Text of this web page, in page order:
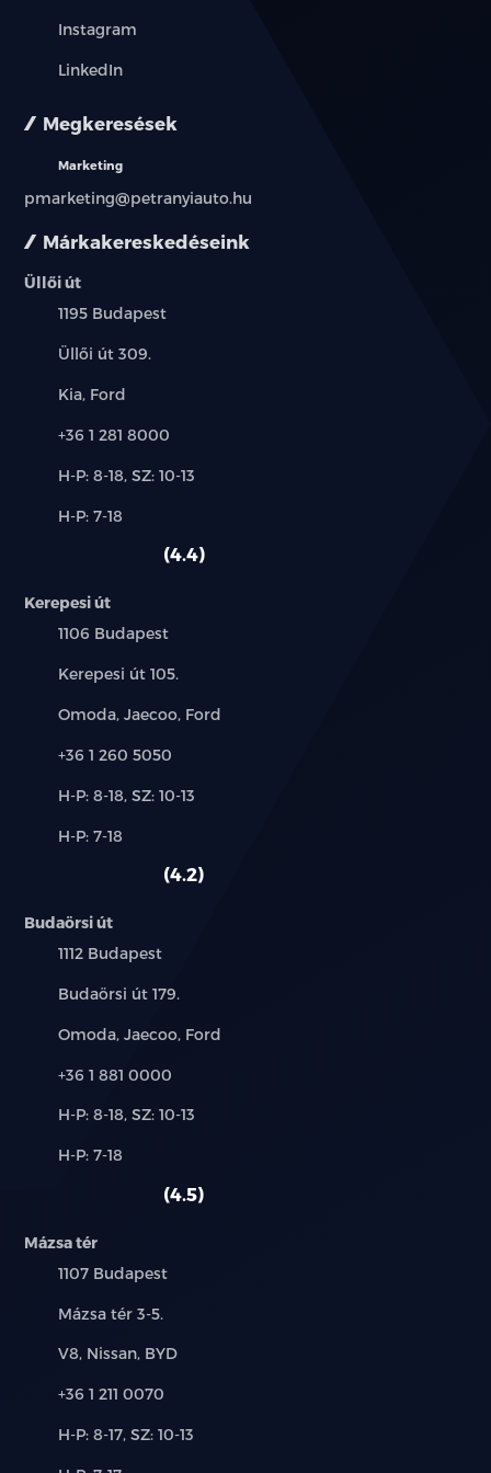
Márkakereskedéseink
Üllői út
Település:
1195 Budapest
Cím:
Üllői út 309.
Márkák:
Kia, Ford
Telefon:
+36 1 281 8000
Új-
használt
H-P: 8-18, SZ: 10-13
Alkatrész,
H-P: 7-18
4.4
Kerepesi út
Település:
1106 Budapest
Cím:
Kerepesi út 105.
Márkák:
Omoda, Jaecoo, Ford
Telefon:
+36 1 260 5050
Új-
használt
H-P: 8-18, SZ: 10-13
Alkatrész,
H-P: 7-18
4.2
Budaörsi út
Település:
1112 Budapest
Cím:
Budaörsi út 179.
Márkák:
Omoda, Jaecoo, Ford
Telefon:
+36 1 881 0000
Új-
használt
H-P: 8-18, SZ: 10-13
Alkatrész,
H-P: 7-18
4.5
Mázsa tér
Település:
1107 Budapest
Cím:
Mázsa tér 3-5.
Márkák:
V8, Nissan, BYD
Telefon:
+36 1 211 0070
Új-
H-P: 8-17, SZ: 10-13
Instagram
LinkedIn
Megkeresések
Marketing
pmarketing@petranyiauto.hu